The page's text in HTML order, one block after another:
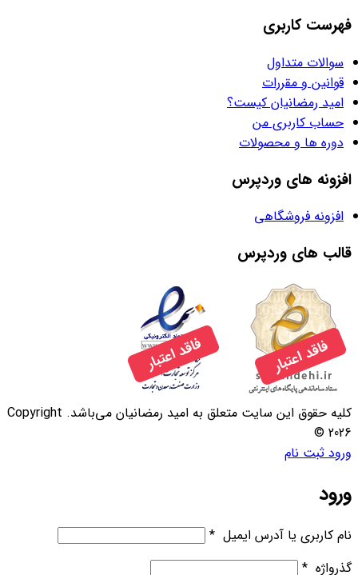
فهرست کاربری
سوالات متداول
قوانین و مقررات
امید رمضانیان کیست؟
حساب کاربری من
دوره ها و محصولات
افزونه های وردپرس
افزونه فروشگاهی
قالب های وردپرس
کلیه حقوق این سایت متعلق به امید رمضانیان می‌باشد. Copyright
© 2026
ورودثبت نام
ورود
نام کاربری یا آدرس ایمیل *
گذرواژه *